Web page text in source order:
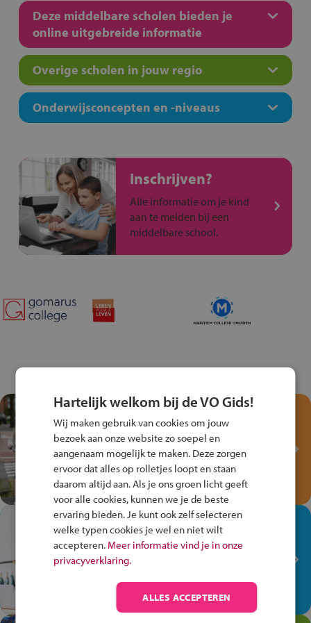
Deze middelbare scholen bieden je
online uitgebreide informatie
Overige scholen in jouw regio
Onderwijsconcepten en -niveaus
Inschrijven?
Alle informatie om je kind
aan te melden bij een
middelbare school.
Test je kennis met het
Fiets Veilig
Verkeersspel!
Speel het Fiets Veilig Verkeersspel
en win een Cortina-fiets!
In de winkel ben je op je
plek!
Ontdek via het vmbo jouw talent
op de winkelvloer, waar elke dag
anders is!
Hartelijk welkom bij de VO Gids!
Wij maken gebruik van cookies om jouw
bezoek aan onze website zo soepel en
aangenaam mogelijk te maken. Deze zorgen
ervoor dat alles op rolletjes loopt en staan
daarom altijd aan. Als je ons groen licht geeft
voor alle cookies, kunnen we je de beste
ervaring bieden. Je kunt ook zelf selecteren
welke typen cookies je wel en niet wilt
accepteren. Meer informatie vind je in onze
privacyverklaring.
ALLES ACCEPTEREN